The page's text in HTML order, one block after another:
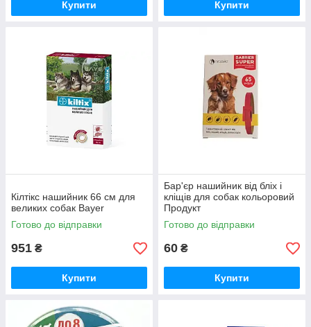
Купити Купити
Кілтікс нашийник 66 см для
великих собак Bayer
Готово до відправки
951 ₴
Купити
Бар'єр нашийник від бліх і
кліщів для собак кольоровий
Продукт
Готово до відправки
60 ₴
Купити